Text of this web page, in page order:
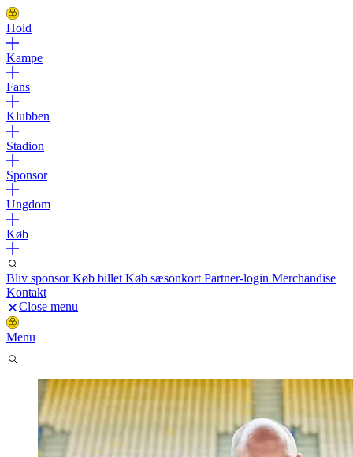
Hold
Kampe
Fans
Klubben
Stadion
Sponsor
Ungdom
Køb
Bliv sponsorKøb billet Køb sæsonkort Partner-login Merchandise
Kontakt
Close menu
Menu